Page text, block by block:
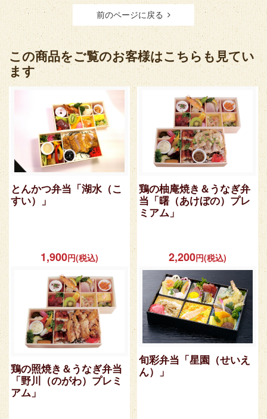
前のページに戻る
この商品をご覧のお客様はこちらも見てい
ます
とんかつ弁当「湖水（こ
すい）」
1,900円(税込)
鶏の柚庵焼き＆うなぎ弁
当「曙（あけぼの）プレ
ミアム」
2,200円(税込)
鶏の照焼き＆うなぎ弁当
「野川（のがわ）プレミ
アム」
旬彩弁当「星園（せいえ
ん）」